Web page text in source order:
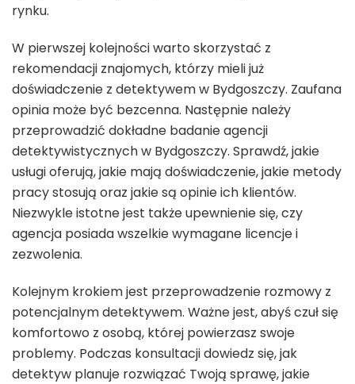
rynku.
W pierwszej kolejności warto skorzystać z
rekomendacji znajomych, którzy mieli już
doświadczenie z detektywem w Bydgoszczy. Zaufana
opinia może być bezcenna. Następnie należy
przeprowadzić dokładne badanie agencji
detektywistycznych w Bydgoszczy. Sprawdź, jakie
usługi oferują, jakie mają doświadczenie, jakie metody
pracy stosują oraz jakie są opinie ich klientów.
Niezwykle istotne jest także upewnienie się, czy
agencja posiada wszelkie wymagane licencje i
zezwolenia.
Kolejnym krokiem jest przeprowadzenie rozmowy z
potencjalnym detektywem. Ważne jest, abyś czuł się
komfortowo z osobą, której powierzasz swoje
problemy. Podczas konsultacji dowiedz się, jak
detektyw planuje rozwiązać Twoją sprawę, jakie